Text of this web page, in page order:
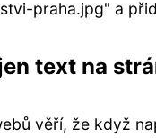
praha.jpg" a
text na
věří, že když